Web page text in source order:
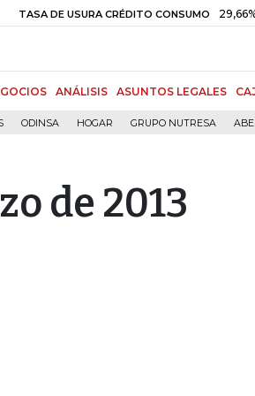
TASA DE USURA CRÉDITO CONSUMO 29,66%
ANÁLISIS ASUNTOS LEGALES
ODINSA HOGAR GRUPO NUTRESA
de 2013